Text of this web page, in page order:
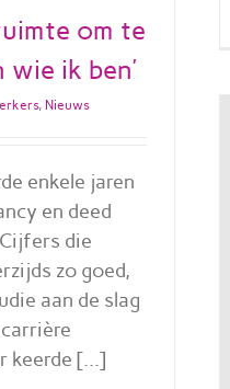
om te
ik ben’
, Nieuws
enkele jaren
en deed
die
zo goed,
aan de slag
keerde [...]